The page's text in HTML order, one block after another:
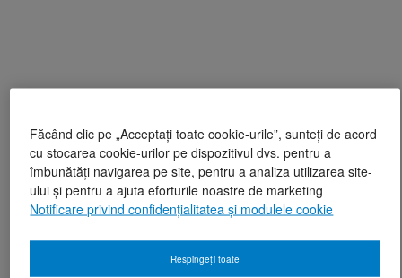
Făcând clic pe „Acceptați toate cookie-urile”, sunteți de acord
cu stocarea cookie-urilor pe dispozitivul dvs. pentru a
îmbunătăți navigarea pe site, pentru a analiza utilizarea site-
ului și pentru a ajuta eforturile noastre de marketing
Notificare privind confidențialitatea și modulele cookie
Respingeți toate